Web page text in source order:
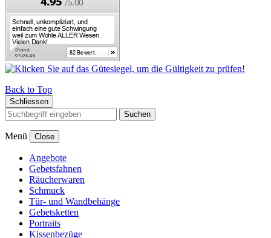
Back to Top
Schliessen
Suchen
Menü Close
Angebote
Gebetsfahnen
Räucherwaren
Schmuck
Tür- und Wandbehänge
Gebetsketten
Portraits
Kissenbezüge